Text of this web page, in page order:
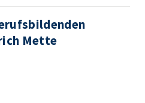
Mette